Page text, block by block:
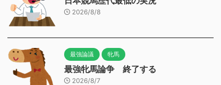
2026/8/8
最強論議 牝馬
最強牝馬論争 終了する
2026/8/7